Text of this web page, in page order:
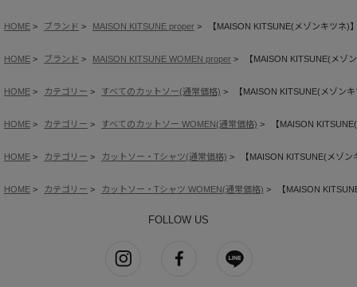
HOME ブランド MAISON KITSUNE proper 【MAISON KITSUNE(メゾンキツネ
HOME ブランド MAISON KITSUNE WOMEN proper 【MAISON KITSUNE(メゾ
HOME カテゴリー すべてのカットソー(通常価格) 【MAISON KITSUNE(メゾン
HOME カテゴリー すべてのカットソー WOMEN(通常価格) 【MAISON
HOME カテゴリー カットソー・Tシャツ(通常価格) 【MAISON KITSUNE(メゾ
HOME カテゴリー カットソー・Tシャツ WOMEN(通常価格) 【MAISON
FOLLOW US